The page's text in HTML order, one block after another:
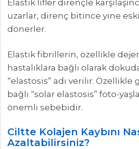
Elastik lifler dirençle
uzarlar, direnç bitince yine
dönerler.
Elastik fibrillerin, özellikle
hastalıklara bağlı olarak
“elastosis” adı verilir. Özellikle
bağlı “solar elastosis” foto-
önemli sebebidir.
Ciltte Kolajen Kaybını
Azaltabilirsiniz?